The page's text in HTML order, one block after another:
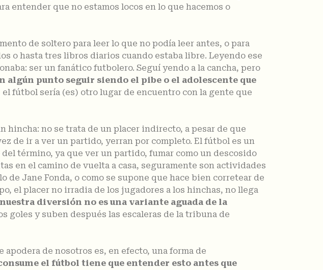
entender que no estamos locos en lo que hacemos o
de soltero para leer lo que no podía leer antes, o para
o hasta tres libros diarios cuando estaba libre. Leyendo ese
ser un fanático futbolero. Seguí yendo a la cancha, pero
algún punto seguir siendo el pibe o el adolescente que
fútbol sería (es) otro lugar de encuentro con la gente que
hincha: no se trata de un placer indirecto, a pesar de que
de ir a ver un partido, yerran por completo. El fútbol es un
término, ya que ver un partido, fumar como un descosido
en el camino de vuelta a casa, seguramente son actividades
Jane Fonda, o como se supone que hace bien corretear de
el placer no irradia de los jugadores a los hinchas, no llega
nuestra diversión no es una variante aguada de la
goles y suben después las escaleras de la tribuna de
de nosotros es, en efecto, una forma de
el fútbol tiene que entender esto antes que